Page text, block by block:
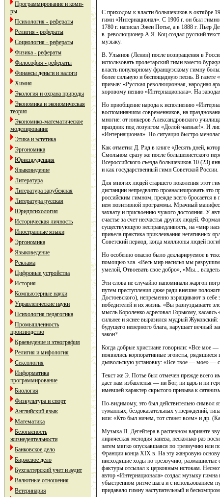
Программирование и комп-
ры
Психология - рефераты
Религия - рефераты
Социология - рефераты
Физика - рефераты
Философия - рефераты
Финансы деньги и налоги
Химия
Экология и охрана природы
Экономика и экономическая
теория
Экономико-математическое
моделирование
Этика и эстетика
Эргономика
Юриспруденция
Языковедение
Литература
Литература зарубежная
Литература русская
Юридпсихология
Историческая личность
Иностранные языки
Эргономика
Языковедение
Реклама
Цифровые устройства
История
Компьютерные науки
Управленческие науки
Психология педагогика
Промышленность
производство
Краеведение и этнография
Религия и мифология
Сексология
Информатика
программирование
Биология
Физкультура и спорт
Английский язык
Математика
Безопасность
жизнедеятельности
Банковское дело
Биржевое дело
Бухгалтерский учет и аудит
Валютные отношения
Ветеринария
С приходом к власти большевиков в октябре
гимн «Интернационал». С 1906 г. он был
1780 г. написал Эжен Потье, а в 1888 г. Пьер
в. революционер А.Я. Коц создал русский
музыку.
В. Ульянов (Ленин) после возвращения в
использовать пролетарский гимн вместо
власть популярному французскому гимну
более сильную и беспощадную песнь. В газете
призыв: «Русская революционная, народная
хоровому пению «Интернационала». На
Но приобщение народа к исполнению
воспоминаниям современников, на
многие: от юнкеров Александровского
праздник под лозунгом «Долой чаевые!». И
«Интернационал». Но ситуация быстро
Как отметил Д. Рид в книге «Десять дней,
Смольном сразу же после большевистского
Всероссийского съезда большевиков 10 (23)
и как государственный гимн Советской России.
Для многих людей старшего поколения этот
дистанции непредвзято проанализировать это
российским гимном, прежде всего бросается в
нем позитивной программы. Мрачный
захвату и присвоению чужого достояния. У
счастье за счет несчастья других людей.
существующую несправедливость, на «мир
привела практика приклеивания негативных
Советский период, когда миллионы людей
Но особенно опасно было декларируемое в
помощью зла. «Весь мир насилья мы разрушим
умелой, Отвоевать свое добро», «Мы...
Эти слова не случайно напоминали жаргон
путем преступления даже ради внешне
Достоевского), непременно взращивают в
победителей и их жизнь. «Вы разнуздываете
мысль Короленко адресовал Горькому,
сильнее и яснее выразился мудрый
будущего неверного блага, нарушает вечный
закон?
Когда добрые христиане говорили: «Все мое
появились корпоративные эгоисты,
дьявольскую установку: «Все твое — мое» —
Текст же Э. Потье был отмечен прежде всего
даст нам избавленья — ни Бог, ни царь и ни
имевшей характер скрытого призыва к
По-видимому, это был действительно символ
туманных, бездоказательных утверждений,
или: «Кто был ничем, тот станет всем» и др.
Музыка П. Дегейтера в распевном варианте
лирическая мелодия запева, несколько раз
затем мягко опускавшаяся по трезвучию или
Франции конца XIX в. На эту жанровую
нисходящие ходы по трезвучию, размашистые
фактуры отсылал к церковным истокам.
автор «Интернационала» создал музыку
убыстренном ритме шага и с использованием
придавало гимну наступательный и